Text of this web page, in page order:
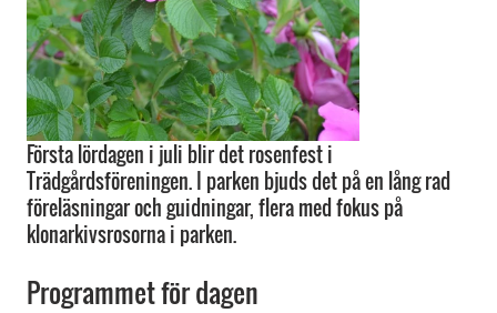
Första lördagen i juli blir det rosenfest i
Trädgårdsföreningen. I parken bjuds det på en lång rad
föreläsningar och guidningar, flera med fokus på
klonarkivsrosorna i parken.
Programmet för dagen